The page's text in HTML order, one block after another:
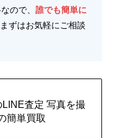
ので、 誰でも簡単に
ずはお気軽にご相談
査定 写真を撮
簡単買取